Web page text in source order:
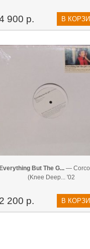
900 р. В
Everything But The G...—
(Knee Deep... '02
2 200 р. В